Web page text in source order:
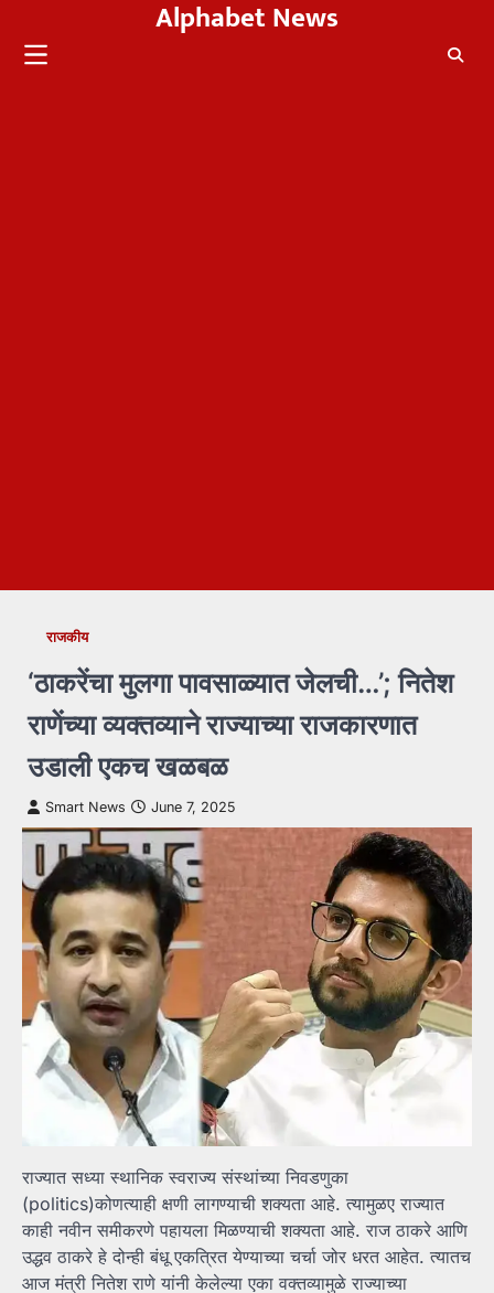
content
Alphabet News
राजकीय
‘ठाकरेंचा मुलगा पावसाळ्यात जेलची…’; नितेश
राणेंच्या व्यक्तव्याने राज्याच्या राजकारणात
उडाली एकच खळबळ
Smart News June 7, 2025
राज्यात सध्या स्थानिक स्वराज्य संस्थांच्या निवडणुका
(politics)कोणत्याही क्षणी लागण्याची शक्यता आहे. त्यामुळए राज्यात
काही नवीन समीकरणे पहायला मिळण्याची शक्यता आहे. राज ठाकरे आणि
उद्धव ठाकरे हे दोन्ही बंधू एकत्रित येण्याच्या चर्चा जोर धरत आहेत. त्यातच
आज मंत्री नितेश राणे यांनी केलेल्या एका वक्तव्यामुळे राज्याच्या